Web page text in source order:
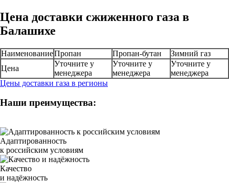
Цена доставки сжиженного газа в
Балашихе
НаименованиеПропан Пропан-бутан
Зимний газ
Цена
Уточните у
менеджера
Уточните у
менеджера
Уточните у
менеджера
Цены доставки газа в регионы
Наши преимущества:
Адаптированность
к российским условиям
Качество
и надёжность